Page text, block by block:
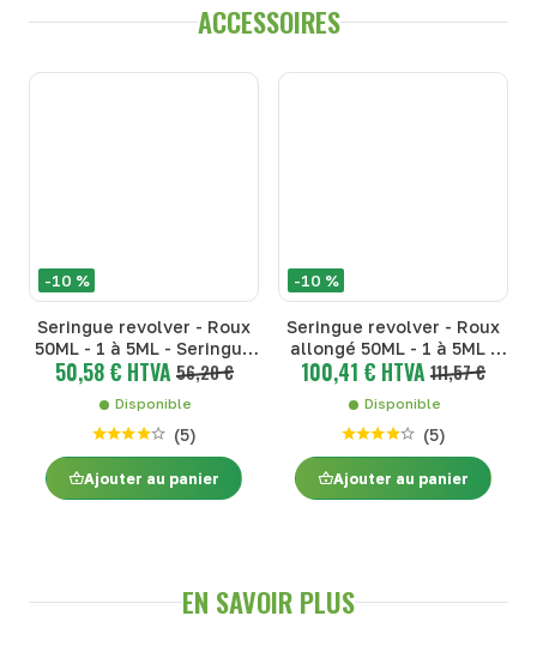
ACCESSOIRES
-10 %
Seringue revolver - Roux
50ML - 1 à 5ML - Seringue
Roux + pièces - Roux 50ML
50,58 € HTVA 56,20 €
Disponible
(5)
Ajouter au panier
-10 %
Seringue revolver - Roux
allongé 50ML - 1 à 5ML -
Seringue Roux + pièces -
Roux allongé 50ML - 1 à
5ML
100,41 € HTVA 111,57 €
Disponible
(5)
Ajouter au panier
EN SAVOIR PLUS